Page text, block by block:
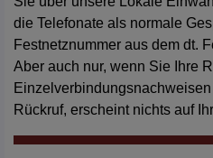
die Telefonate als normale
Festnetznummer aus dem dt.
Aber auch nur, wenn Sie Ihre
Rückruf, erscheint nichts auf